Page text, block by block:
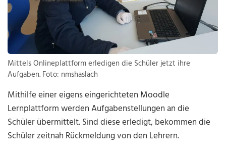
Mittels Onlineplattform erledigen die Schüler jetzt ihre
Aufgaben. Foto: nmshaslach
Mithilfe einer eigens eingerichteten Moodle
Lernplattform werden Aufgabenstellungen an die
Schüler übermittelt. Sind diese erledigt, bekommen die
Schüler zeitnah Rückmeldung von den Lehrern.